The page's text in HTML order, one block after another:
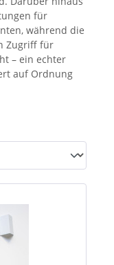
für
während die
Zugriff für
– ein echter
auf Ordnung